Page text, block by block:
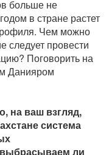
больше не
в стране растет
Чем можно
следует провести
Поговорить на
Данияром
на ваш взгляд,
система
ли